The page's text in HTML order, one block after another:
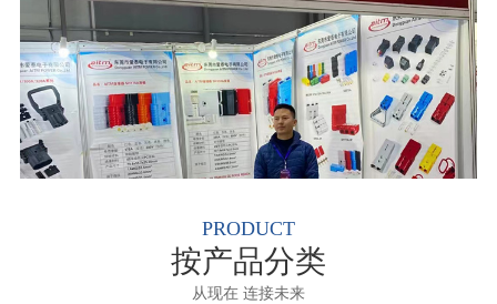
PRODUCT
按产品分类
从现在 连接未来